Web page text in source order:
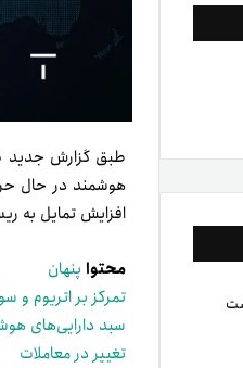
هوشمند در حال
افزایش تمایل به
محتوا پنهان
تمرکز بر اتریوم و
سبد دارایی‌های
تغییر در معاملات